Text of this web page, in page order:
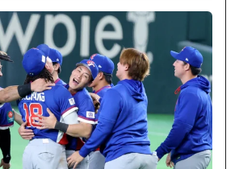
拉。合同期限为 2年。 合同规模也极为惊
《比恩体育》报道，萨拉每赛季将获得 100
欧元签约金。相当于每赛季领取总计 170
元）的保障金额。此外还有根据条件触发
合同也极具突破性。“穆罕默德·萨拉”
品销售额的 20% 将支付给球员。经纪人
薪酬的 5%。 出身埃及的前锋萨拉长期以
的代名词。他曾四次夺得英格兰足球超
手，并带领利物浦两次赢得 EPL 冠军。
他还登上了欧洲足球协会联盟（UEFA）冠